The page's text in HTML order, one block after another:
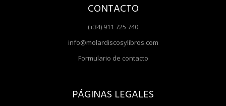
CONTACTO
(+34) 911 725 740
info@molardiscosylibros.com
Formulario de contacto
PÁGINAS LEGALES